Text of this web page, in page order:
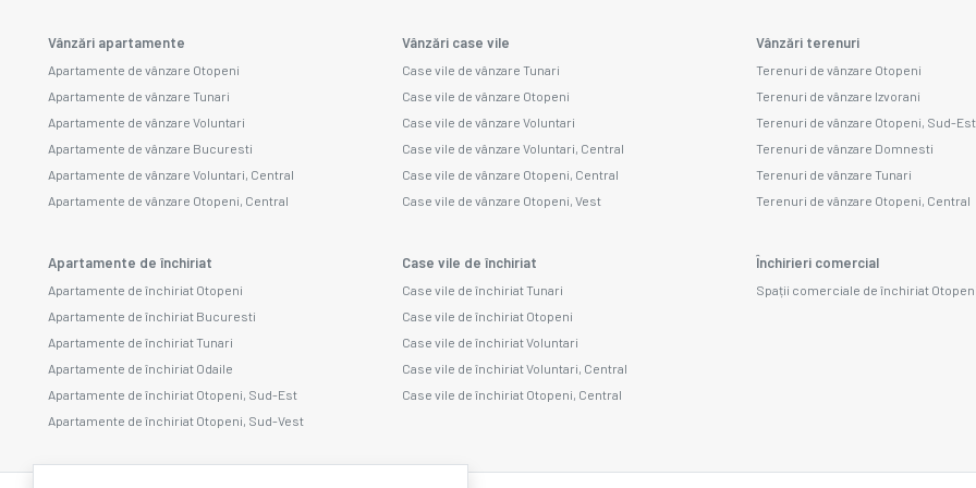
Vânzări apartamente
Apartamente de vânzare Otopeni
Apartamente de vânzare Tunari
Apartamente de vânzare Voluntari
Apartamente de vânzare Bucuresti
Apartamente de vânzare Voluntari, Central
Apartamente de vânzare Otopeni, Central
Vânzări case vile
Case vile de vânzare Tunari
Case vile de vânzare Otopeni
Case vile de vânzare Voluntari
Case vile de vânzare Voluntari, Central
Case vile de vânzare Otopeni, Central
Case vile de vânzare Otopeni, Vest
Vânzări terenuri
Terenuri de vânzare Otopeni
Terenuri de vânzare Izvorani
Terenuri de vânzare Otopeni, Sud-Est
Terenuri de vânzare Domnesti
Terenuri de vânzare Tunari
Terenuri de vânzare Otopeni, Central
Apartamente de închiriat
Apartamente de închiriat Otopeni
Apartamente de închiriat Bucuresti
Apartamente de închiriat Tunari
Apartamente de închiriat Odaile
Apartamente de închiriat Otopeni, Sud-Est
Apartamente de închiriat Otopeni, Sud-Vest
Case vile de închiriat
Case vile de închiriat Tunari
Case vile de închiriat Otopeni
Case vile de închiriat Voluntari
Case vile de închiriat Voluntari, Central
Case vile de închiriat Otopeni, Central
Închirieri comercial
Spații comerciale de închiriat